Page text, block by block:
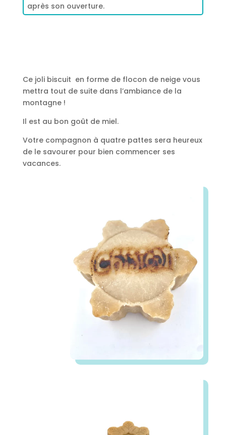
après son ouverture.
Ce joli biscuit en forme de flocon de neige vous
mettra tout de suite dans l’ambiance de la
montagne !
Il est au bon goût de miel.
Votre compagnon à quatre pattes sera heureux
de le savourer pour bien commencer ses
vacances.